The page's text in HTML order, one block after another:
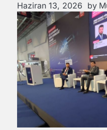
Haziran 13, 2026 by